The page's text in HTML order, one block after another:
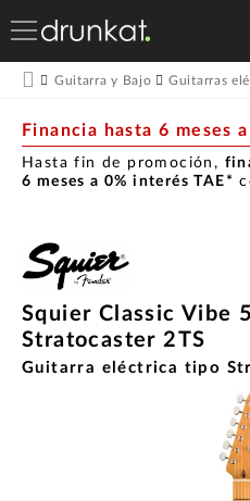
Guitarra y Bajo Guitarras
Financia hasta 6 meses
Hasta fin de promoción,
6 meses a 0% interés TAE*
Squier Classic Vibe
Stratocaster 2TS
Guitarra eléctrica tipo